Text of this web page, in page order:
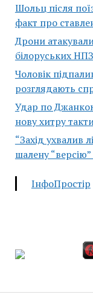
Шольц після
факт про
Дрони
білоруських
Чоловік
розглядають
Удар по
нову хитру
“Захід ухвалив
шалену
ІнфоПростір